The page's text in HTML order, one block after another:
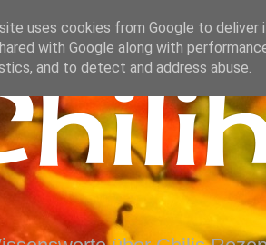
uses cookies from Google to deliver
with Google along with
and to detect and address abuse.